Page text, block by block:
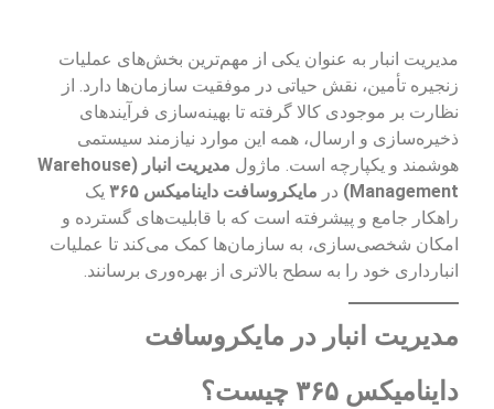
مدیریت انبار به عنوان یکی از مهم‌ترین بخش‌های عملیات
زنجیره تأمین، نقش حیاتی در موفقیت سازمان‌ها دارد. از
نظارت بر موجودی کالا گرفته تا بهینه‌سازی فرآیندهای
ذخیره‌سازی و ارسال، همه این موارد نیازمند سیستمی
هوشمند و یکپارچه است. ماژول
مدیریت انبار (Warehouse
Management) در مایکروسافت داینامیکس ۳۶۵
یک
راهکار جامع و پیشرفته است که با قابلیت‌های گسترده و
امکان شخصی‌سازی، به سازمان‌ها کمک می‌کند تا عملیات
انبارداری خود را به سطح بالاتری از بهره‌وری برسانند.
مدیریت انبار در مایکروسافت
داینامیکس ۳۶۵ چیست؟